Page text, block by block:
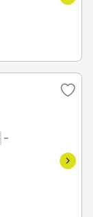
－